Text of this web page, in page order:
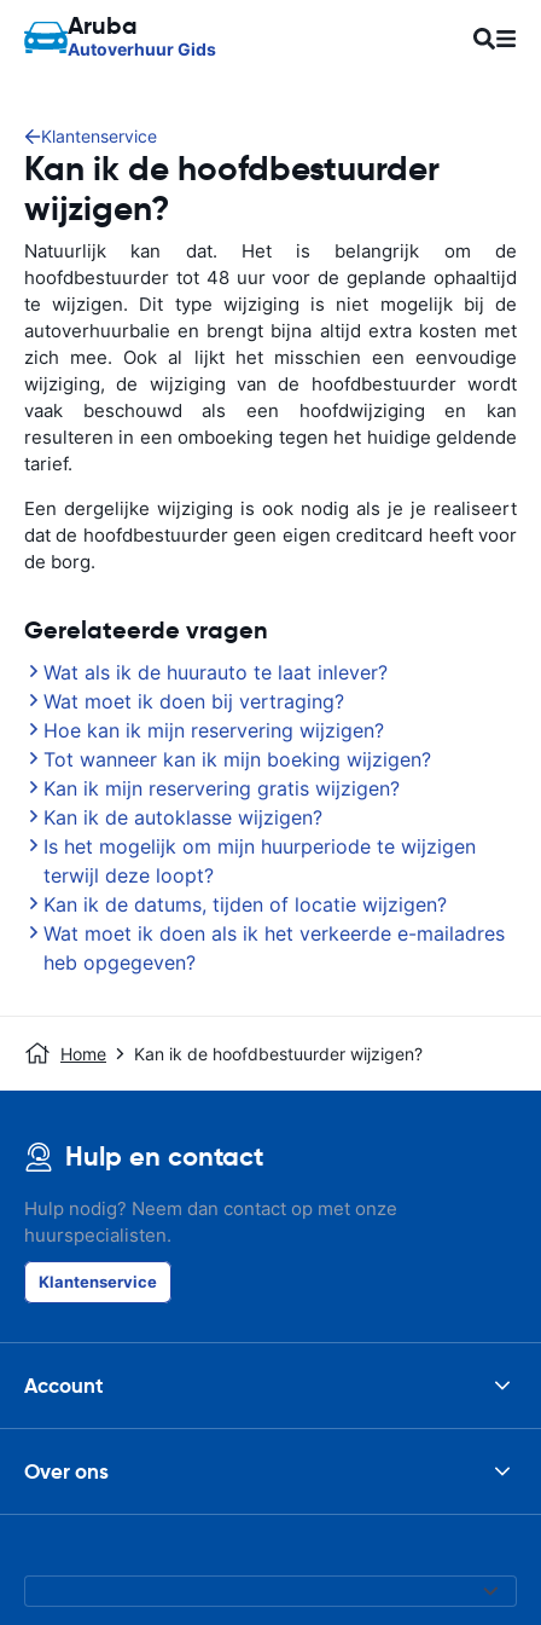
Aruba
Autoverhuur Gids
Klantenservice
Kan ik de hoofdbestuurder
wijzigen?
Natuurlijk kan dat. Het is belangrijk om de
hoofdbestuurder tot 48 uur voor de geplande ophaaltijd
te wijzigen. Dit type wijziging is niet mogelijk bij de
autoverhuurbalie en brengt bijna altijd extra kosten met
zich mee. Ook al lijkt het misschien een eenvoudige
wijziging, de wijziging van de hoofdbestuurder wordt
vaak beschouwd als een hoofdwijziging en kan
resulteren in een omboeking tegen het huidige geldende
tarief.
Een dergelijke wijziging is ook nodig als je je realiseert
dat de hoofdbestuurder geen eigen creditcard heeft voor
de borg.
Gerelateerde vragen
Wat als ik de huurauto te laat inlever?
Wat moet ik doen bij vertraging?
Hoe kan ik mijn reservering wijzigen?
Tot wanneer kan ik mijn boeking wijzigen?
Kan ik mijn reservering gratis wijzigen?
Kan ik de autoklasse wijzigen?
Is het mogelijk om mijn huurperiode te wijzigen
terwijl deze loopt?
Kan ik de datums, tijden of locatie wijzigen?
Wat moet ik doen als ik het verkeerde e-mailadres
heb opgegeven?
Home Kan ik de hoofdbestuurder wijzigen?
Hulp en contact
Hulp nodig? Neem dan contact op met onze
huurspecialisten.
Klantenservice
Account
Over ons